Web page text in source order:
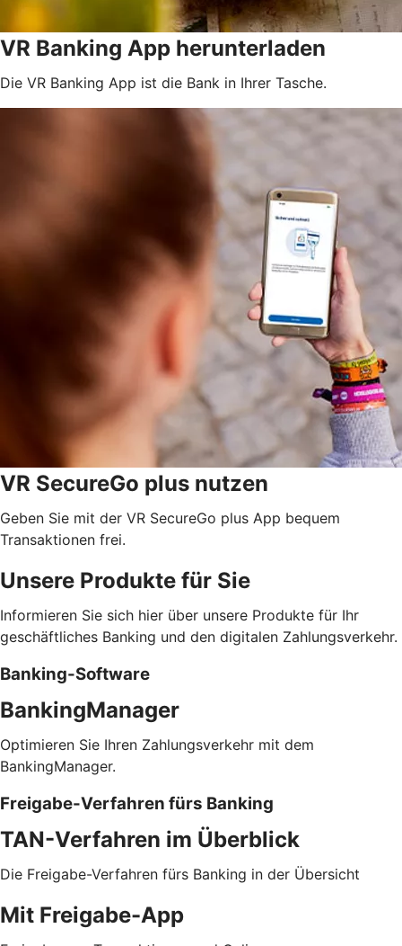
VR Banking App herunterladen
Die VR Banking App ist die Bank in Ihrer Tasche.
VR SecureGo plus nutzen
Geben Sie mit der VR SecureGo plus App bequem
Transaktionen frei.
Unsere Produkte für Sie
Informieren Sie sich hier über unsere Produkte für Ihr
geschäftliches Banking und den digitalen Zahlungsverkehr.
Banking-Software
BankingManager
Optimieren Sie Ihren Zahlungsverkehr mit dem
BankingManager.
Freigabe-Verfahren fürs Banking
TAN-Verfahren im Überblick
Die Freigabe-Verfahren fürs Banking in der Übersicht
Mit Freigabe-App